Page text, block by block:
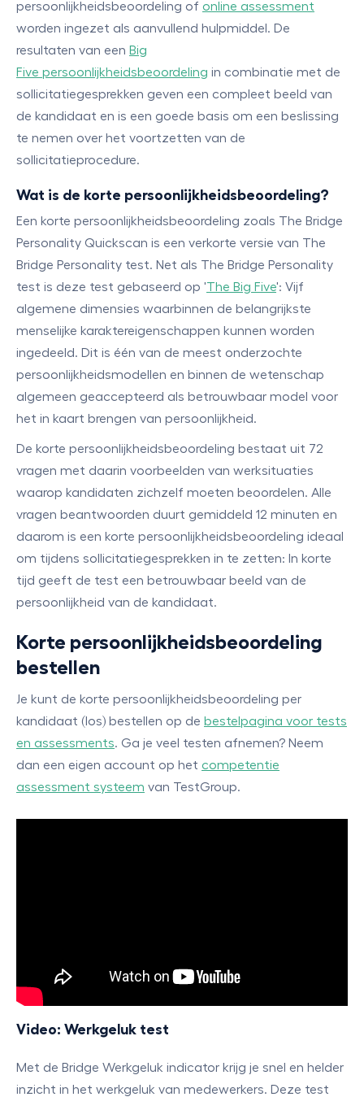
persoonlijkheidsbeoordeling of online assessment
worden ingezet als aanvullend hulpmiddel. De
resultaten van een Big
Five persoonlijkheidsbeoordeling in combinatie met de
sollicitatiegesprekken geven een compleet beeld van
de kandidaat en is een goede basis om een beslissing
te nemen over het voortzetten van de
sollicitatieprocedure.
Wat is de korte persoonlijkheidsbeoordeling?
Een korte persoonlijkheidsbeoordeling zoals The Bridge
Personality Quickscan is een verkorte versie van The
Bridge Personality test. Net als The Bridge Personality
test is deze test gebaseerd op 'The Big Five': Vijf
algemene dimensies waarbinnen de belangrijkste
menselijke karaktereigenschappen kunnen worden
ingedeeld. Dit is één van de meest onderzochte
persoonlijkheidsmodellen en binnen de wetenschap
algemeen geaccepteerd als betrouwbaar model voor
het in kaart brengen van persoonlijkheid.
De korte persoonlijkheidsbeoordeling bestaat uit 72
vragen met daarin voorbeelden van werksituaties
waarop kandidaten zichzelf moeten beoordelen. Alle
vragen beantwoorden duurt gemiddeld 12 minuten en
daarom is een korte persoonlijkheidsbeoordeling ideaal
om tijdens sollicitatiegesprekken in te zetten: In korte
tijd geeft de test een betrouwbaar beeld van de
persoonlijkheid van de kandidaat.
Korte persoonlijkheidsbeoordeling
bestellen
Je kunt de korte persoonlijkheidsbeoordeling per
kandidaat (los) bestellen op de bestelpagina voor tests
en assessments. Ga je veel testen afnemen? Neem
dan een eigen account op het competentie
assessment systeem van TestGroup.
Video: Werkgeluk test
Met de Bridge Werkgeluk indicator krijg je snel en helder
inzicht in het werkgeluk van medewerkers. Deze test